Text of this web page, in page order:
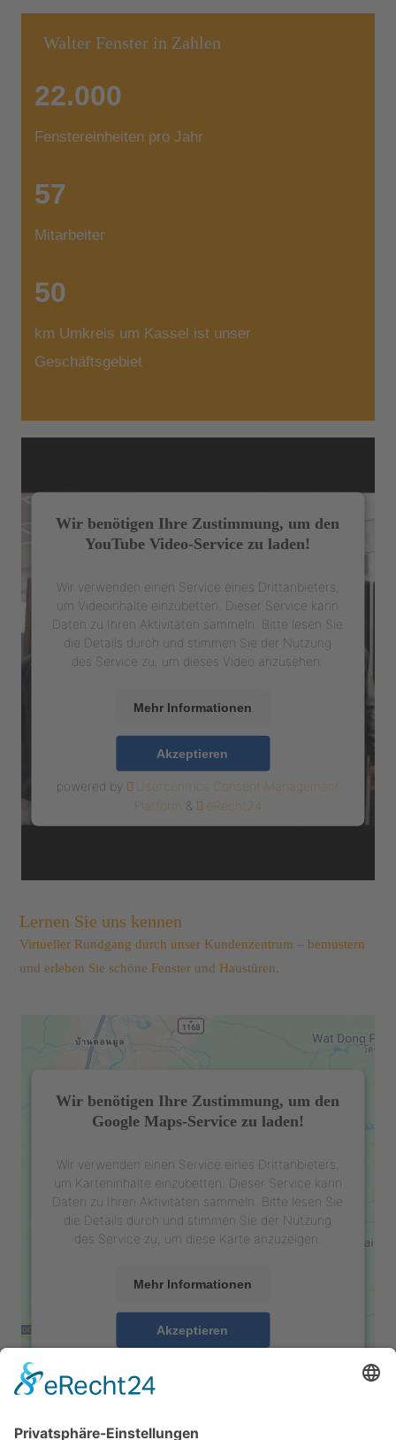
Walter Fenster in Zahlen
22.000
Fenstereinheiten pro Jahr
57
Mitarbeiter
50
km Umkreis um Kassel ist unser
Geschäftsgebiet
Wir benötigen Ihre Zustimmung, um den
YouTube Video-Service zu laden!
Wir verwenden einen Service eines Drittanbieters,
um Videoinhalte einzubetten. Dieser Service kann
Daten zu Ihren Aktivitäten sammeln. Bitte lesen Sie
die Details durch und stimmen Sie der Nutzung
des Service zu, um dieses Video anzusehen.
Mehr Informationen
Akzeptieren
powered by
Usercentrics Consent Management
Platform & eRecht24
Lernen Sie uns kennen
Virtueller Rundgang durch unser Kundenzentrum – bemustern
und erleben Sie schöne Fenster und Haustüren.
Wir benötigen Ihre Zustimmung, um den
Google Maps-Service zu laden!
Wir verwenden einen Service eines Drittanbieters,
um Karteninhalte einzubetten. Dieser Service kann
Daten zu Ihren Aktivitäten sammeln. Bitte lesen Sie
die Details durch und stimmen Sie der Nutzung
des Service zu, um diese Karte anzuzeigen.
Mehr Informationen
Akzeptieren
Platform